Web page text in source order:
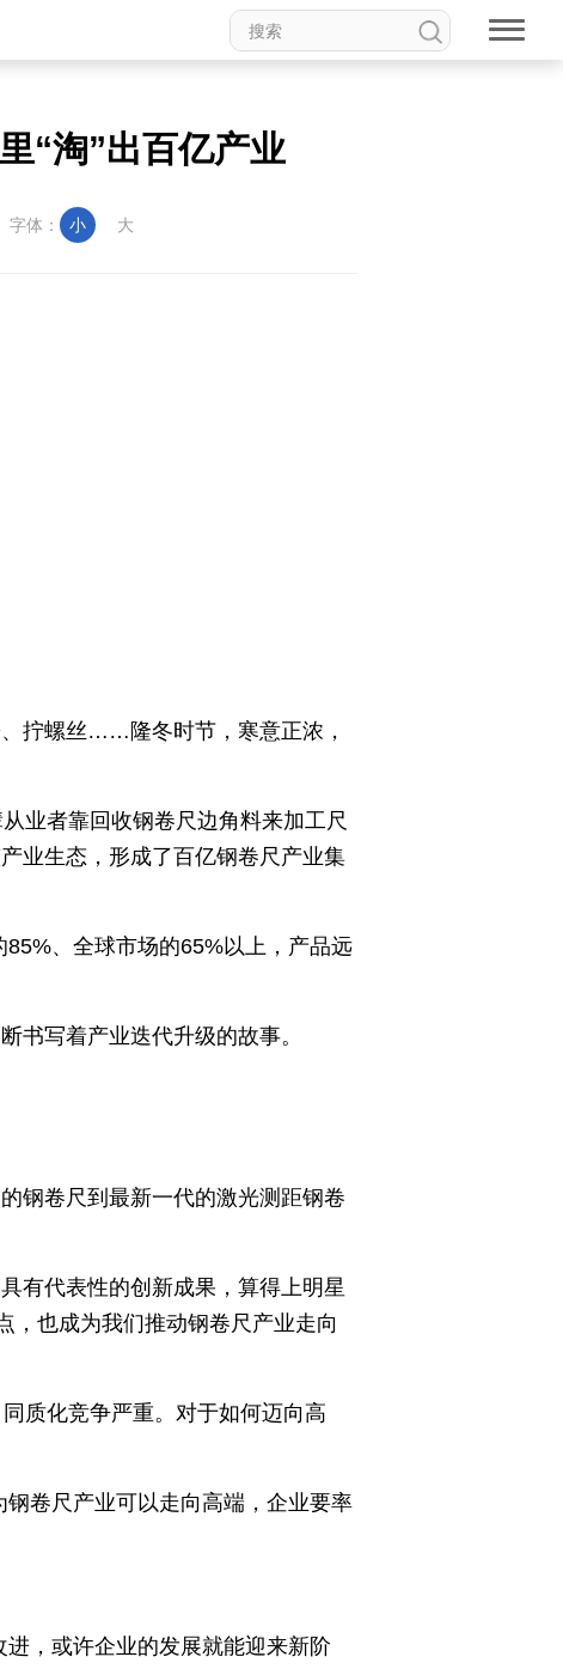
“淘”出百亿产业
字体： 小 大
拧螺丝……隆冬时节，寒意正浓，
业者靠回收钢卷尺边角料来加工尺
业生态，形成了百亿钢卷尺产业集
、全球市场的65%以上，产品远
书写着产业迭代升级的故事。
钢卷尺到最新一代的激光测距钢卷
有代表性的创新成果，算得上明星
，也成为我们推动钢卷尺产业走向
质化竞争严重。对于如何迈向高
卷尺产业可以走向高端，企业要率
，或许企业的发展就能迎来新阶